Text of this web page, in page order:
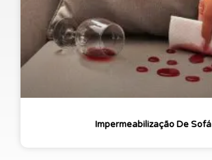
Impermeabilização De Sofá